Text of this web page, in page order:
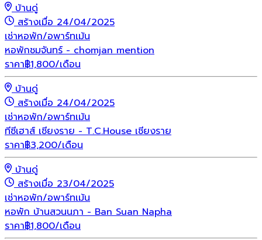
บ้านดู่
สร้างเมื่อ 24/04/2025
เช่าหอพัก/อพาร์ทเม้น
หอพักชมจันทร์ - chomjan mention
ราคา฿1,800/เดือน
บ้านดู่
สร้างเมื่อ 24/04/2025
เช่าหอพัก/อพาร์ทเม้น
ทีซีเฮาส์ เชียงราย - T.C.House เชียงราย
ราคา฿3,200/เดือน
บ้านดู่
สร้างเมื่อ 23/04/2025
เช่าหอพัก/อพาร์ทเม้น
หอพัก บ้านสวนนภา - Ban Suan Napha
ราคา฿1,800/เดือน